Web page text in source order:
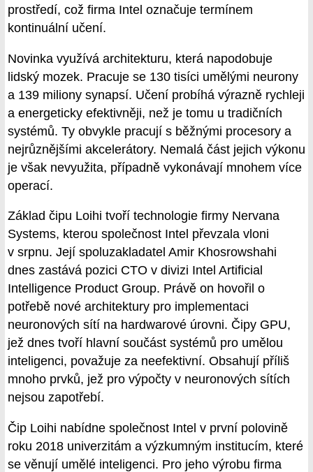
prostředí, což firma Intel označuje termínem
kontinuální učení.
Novinka využívá architekturu, která napodobuje
lidský mozek. Pracuje se 130 tisíci umělými neurony
a 139 miliony synapsí. Učení probíhá výrazně rychleji
a energeticky efektivněji, než je tomu u tradičních
systémů. Ty obvykle pracují s běžnými procesory a
nejrůznějšími akcelerátory. Nemalá část jejich výkonu
je však nevyužita, případně vykonávají mnohem více
operací.
Základ čipu Loihi tvoří technologie firmy Nervana
Systems, kterou společnost Intel převzala vloni
v srpnu. Její spoluzakladatel Amir Khosrowshahi
dnes zastává pozici CTO v divizi Intel Artificial
Intelligence Product Group. Právě on hovořil o
potřebě nové architektury pro implementaci
neuronových sítí na hardwarové úrovni. Čipy GPU,
jež dnes tvoří hlavní součást systémů pro umělou
inteligenci, považuje za neefektivní. Obsahují příliš
mnoho prvků, jež pro výpočty v neuronových sítích
nejsou zapotřebí.
Čip Loihi nabídne společnost Intel v první polovině
roku 2018 univerzitám a výzkumným institucím, které
se věnují umělé inteligenci. Pro jeho výrobu firma